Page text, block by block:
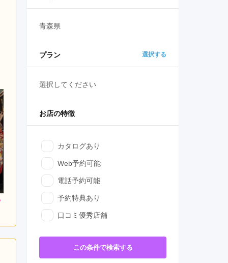
青森県
プラン 選択する
選択してください
お店の特徴
カタログあり
Web予約可能
電話予約可能
予約特典あり
口コミ優秀店舗
この条件で検索する